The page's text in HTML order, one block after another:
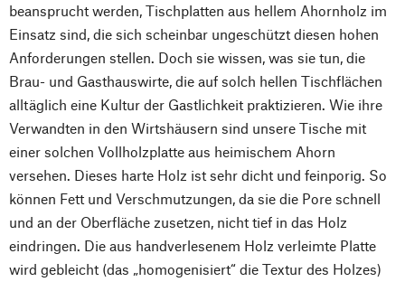
beansprucht werden, Tischplatten aus hellem Ahornholz im
Einsatz sind, die sich scheinbar ungeschützt diesen hohen
Anforderungen stellen. Doch sie wissen, was sie tun, die
Brau- und Gasthauswirte, die auf solch hellen Tischflächen
alltäglich eine Kultur der Gastlichkeit praktizieren. Wie ihre
Verwandten in den Wirtshäusern sind unsere Tische mit
einer solchen Vollholzplatte aus heimischem Ahorn
versehen. Dieses harte Holz ist sehr dicht und feinporig. So
können Fett und Verschmutzungen, da sie die Pore schnell
und an der Oberfläche zusetzen, nicht tief in das Holz
eindringen. Die aus handverlesenem Holz verleimte Platte
wird gebleicht (das „homogenisiert“ die Textur des Holzes)